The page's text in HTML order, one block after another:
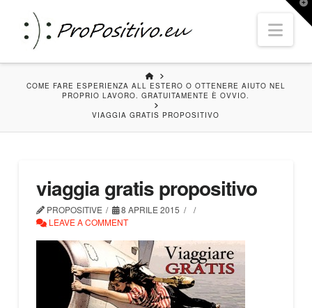
HOME
COME FARE ESPERIENZA ALL ESTERO O OTTENERE AIUTO NEL
PROPRIO LAVORO. GRATUITAMENTE È OVVIO.
VIAGGIA GRATIS PROPOSITIVO
viaggia gratis propositivo
PROPOSITIVE
8 APRILE 2015
LEAVE A COMMENT